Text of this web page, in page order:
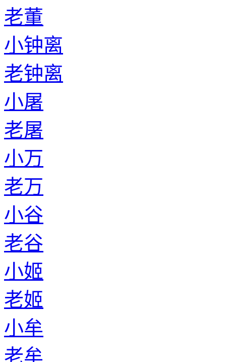
老董
小钟离
老钟离
小屠
老屠
小万
老万
小谷
老谷
小姬
老姬
小牟
老牟